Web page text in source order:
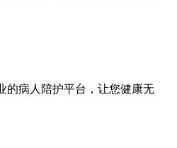
的病人陪护平台，让您健康无